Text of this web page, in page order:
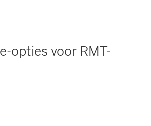
opties voor RMT-